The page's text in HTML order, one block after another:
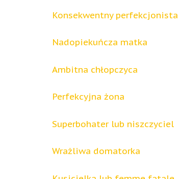
Konsekwentny perfekcjonista
Nadopiekuńcza matka
Ambitna chłopczyca
Perfekcyjna żona
Superbohater lub niszczyciel
Wrażliwa domatorka